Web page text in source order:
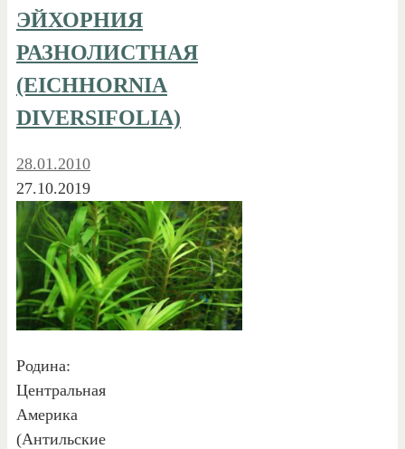
ЭЙХОРНИЯ
РАЗНОЛИСТНАЯ
(EICHHORNIA
DIVERSIFOLIA)
28.01.2010
27.10.2019
Родина:
Центральная
Америка
(Антильские